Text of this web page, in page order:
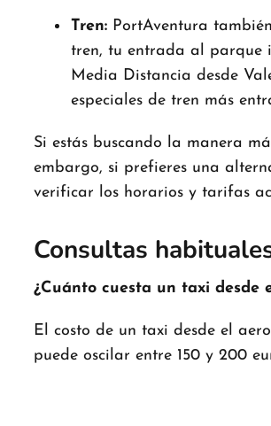
Tren: PortAventura
tren, tu entrada al parque
Media Distancia desde
especiales de tren más
Si estás buscando la manera
embargo, si prefieres una
verificar los horarios y tarifas
Consultas
¿Cuánto cuesta un taxi desde
El costo de un taxi desde el
puede oscilar entre 150 y 200